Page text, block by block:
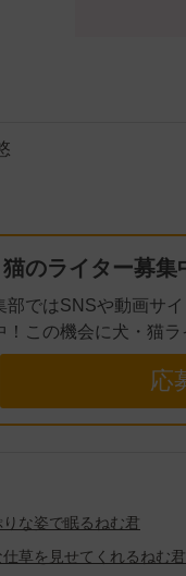
猫のライター募集
部ではSNSや動画サ
！この機会に犬・猫
応
りな姿で眠るねむ君
仕草を見せてくれるねむ君